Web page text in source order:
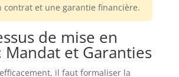
contrat et une garantie financière.
de mise en
Mandat et Garanties
il faut formaliser la